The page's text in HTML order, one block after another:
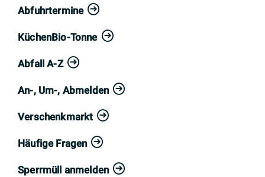
Abfuhrtermine
KüchenBio-Tonne
Abfall A-Z
An-, Um-, Abmelden
Verschenkmarkt
Häufige Fragen
Sperrmüll anmelden